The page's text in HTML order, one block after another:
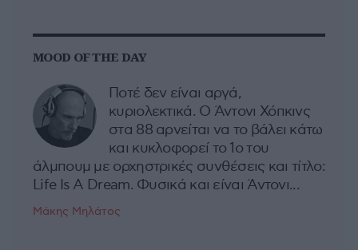
MOOD OF THE DAY
Ποτέ δεν είναι αργά,
κυριολεκτικά. Ο Άντονι Χόπκινς
στα 88 αρνείται να το βάλει κάτω
και κυκλοφορεί το 1ο του
άλμπουμ με ορχηστρικές συνθέσεις και τίτλο:
Life Is A Dream. Φυσικά και είναι Άντονι...
Μάκης Μηλάτος